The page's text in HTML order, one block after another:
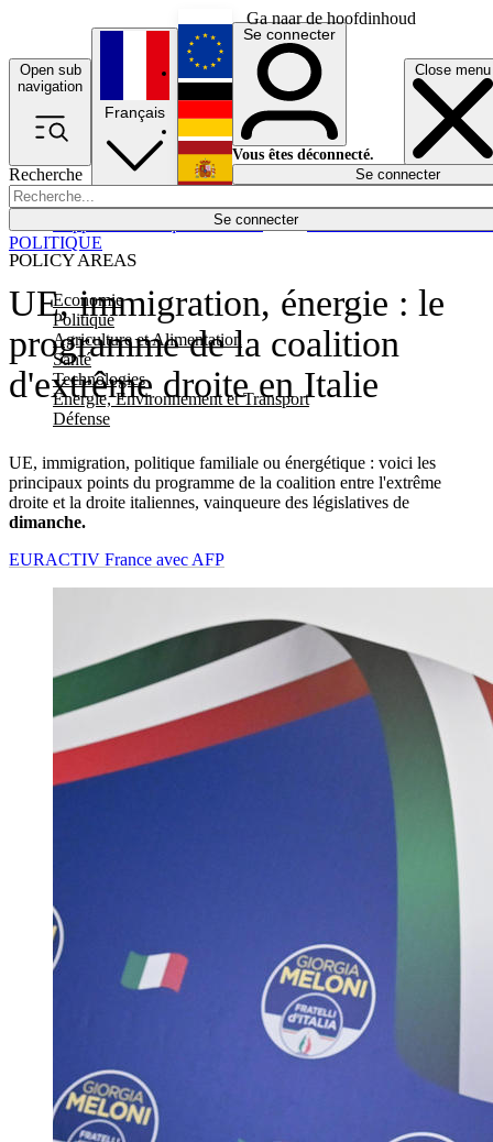
Ga naar de hoofdinhoud
Open sub
navigation
Close menu
Recherche
Se connecter
POLICY AREAS
Economie
Politique
Agriculture et Alimentation
Santé
Technologies
Energie, Environnement et Transport
Défense
Économie
Français
English
Deutsch
Español
Se connecter
Vous êtes déconnecté.
Se connecter
UE, immigration, énergie : le
programme de la coalition
d'extrême droite en Italie
UE, immigration, politique familiale ou énergétique : voici les
principaux points du programme de la coalition entre l'extrême
droite et la droite italiennes, vainqueure des législatives de
dimanche.
POLITIQUE
EURACTIV France avec AFP